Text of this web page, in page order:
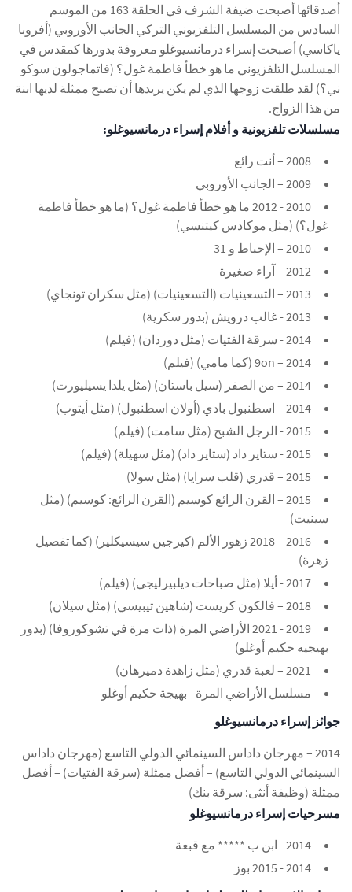
أصدقائها أصبحت ضيفة الشرف في الحلقة 163 من الموسم
السادس من المسلسل التلفزيوني التركي الجانب الأوروبي (أفروبا
ياكاسي) أصبحت إسراء درمانسيوغلو معروفة بدورها كمقدس في
المسلسل التلفزيوني ما هو خطأ فاطمة غول؟ (فاتماجولون سوكو
ني؟) لقد طلقت زوجها الذي لم يكن يريدها أن تصبح ممثلة لديها ابنة
من هذا الزواج.
مسلسلات تلفزيونية و أفلام إسراء درمانسيوغلو:
2008 – أنت رائع
2009 – الجانب الأوروبي
2010 - 2012 ما هو خطأ فاطمة غول؟ (ما هو خطأ فاطمة
غول؟) (مثل موكادس كيتنسي)
2010 – الإحباط و 31
2012 – آراء صغيرة
2013 – التسعينيات (التسعينيات) (مثل سكران تونجاي)
2013 - غالب درويش (بدور سكرية)
2014 - سرقة الفتيات (مثل دوردان) (فيلم)
2014 – 9on (كما مامي) (فيلم)
2014 – من الصفر (سيل باستان) (مثل يلدا يسيليورت)
2014 – اسطنبول بادي (أولان اسطنبول) (مثل أيتوب)
2015 - الرجل الشبح (مثل سامت) (فيلم)
2015 - ستاير داد (ستاير داد) (مثل سهيلة) (فيلم)
2015 – قدري (قلب سرايا) (مثل سولا)
2015 – القرن الرائع كوسيم (القرن الرائع: كوسيم) (مثل
سينيت)
2016 – 2018 زهور الألم (كيرجين سيسيكلير) (كما تفصيل
زهرة)
2017 - أيلا (مثل صباحات ديلبيرليجي) (فيلم)
2018 – فالكون كريست (شاهين تيبيسي) (مثل سيلان)
2019 - 2021 الأراضي المرة (ذات مرة في تشوكوروفا) (بدور
بهيجيه حكيم أوغلو)
2021 – لعبة قدري (مثل زاهدة دميرهان)
مسلسل الأراضي المرة - بهيجة حكيم أوغلو
جوائز إسراء درمانسيوغلو
2014 – مهرجان داداس السينمائي الدولي التاسع (مهرجان داداس
السينمائي الدولي التاسع) – أفضل ممثلة (سرقة الفتيات) – أفضل
ممثلة (وظيفة أنثى: سرقة بنك)
مسرحيات إسراء درمانسيوغلو
2014 - ابن ب ***** مع قبعة
2014 - 2015 بوز